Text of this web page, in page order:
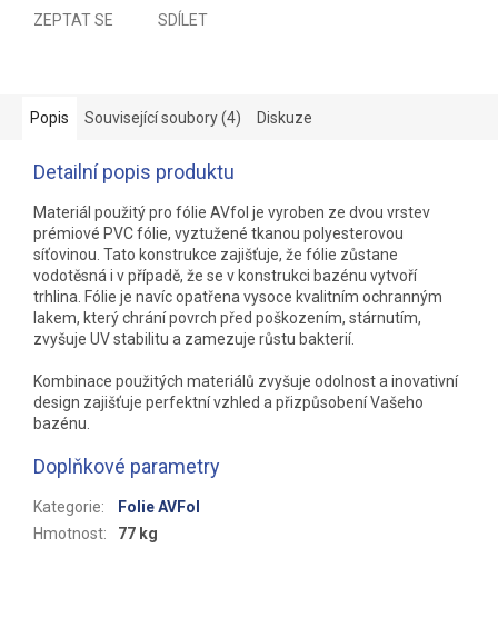
ZEPTAT SE SDÍLET
Popis Související soubory (4) Diskuze
Detailní popis produktu
Materiál použitý pro fólie AVfol je vyroben ze dvou vrstev
prémiové PVC fólie, vyztužené tkanou polyesterovou
síťovinou. Tato konstrukce zajišťuje, že fólie zůstane
vodotěsná i v případě, že se v konstrukci bazénu vytvoří
trhlina. Fólie je navíc opatřena vysoce kvalitním ochranným
lakem, který chrání povrch před poškozením, stárnutím,
zvyšuje UV stabilitu a zamezuje růstu bakterií.
Kombinace použitých materiálů zvyšuje odolnost a inovativní
design zajišťuje perfektní vzhled a přizpůsobení Vašeho
bazénu.
Doplňkové parametry
Kategorie:
Folie AVFol
Hmotnost: 77 kg